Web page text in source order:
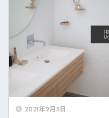
2021年9月3日